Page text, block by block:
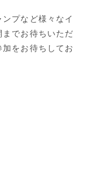
ンプなど様々なイ
でお待ちいただ
をお待ちしてお